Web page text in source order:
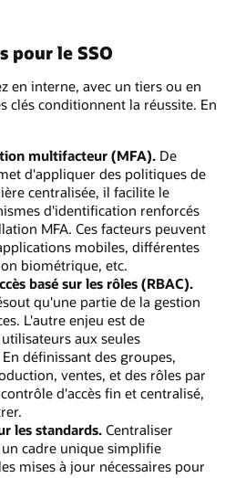
pour le SSO
en interne, avec un tiers ou en
clés conditionnent la réussite. En
multifacteur (MFA). De
d'appliquer des politiques de
centralisée, il facilite le
d'identification renforcés
MFA. Ces facteurs peuvent
mobiles, différentes
biométrique, etc.
basé sur les rôles (RBAC).
qu'une partie de la gestion
L'autre enjeu est de
aux seules
définissant des groupes,
ventes, et des rôles par
d'accès fin et centralisé,
les standards. Centraliser
cadre unique simplifie
mises à jour nécessaires pour